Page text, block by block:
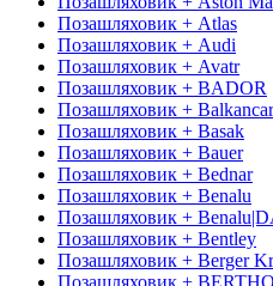
Позашляховик + Atlas
Позашляховик + Audi
Позашляховик + Avatr
Позашляховик + BADOR
Позашляховик + Balkancar
Позашляховик + Basak
Позашляховик + Bauer
Позашляховик + Bednar
Позашляховик + Benalu
Позашляховик +
Позашляховик + Bentley
Позашляховик + Berger
Позашляховик +